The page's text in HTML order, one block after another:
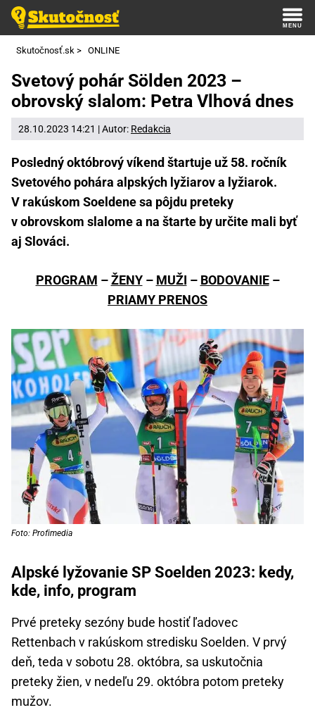
Skutočnosť.sk > ONLINE
Svetový pohár Sölden 2023 –
obrovský slalom: Petra Vlhová dnes
28.10.2023 14:21 | Autor: Redakcia
Posledný októbrový víkend štartuje už 58. ročník
Svetového pohára alpských lyžiarov a lyžiarok.
V rakúskom Soeldene sa pôjdu preteky
v obrovskom slalome a na štarte by určite mali byť
aj Slováci.
PROGRAM –ŽENY– MUŽI – BODOVANIE–
PRIAMY PRENOS
Foto: Profimedia
Alpské lyžovanie SP Soelden 2023: kedy,
kde, info, program
Prvé preteky sezóny bude hostiť ľadovec
Rettenbach v rakúskom stredisku Soelden. V prvý
deň, teda v sobotu 28. októbra, sa uskutočnia
preteky žien, v nedeľu 29. októbra potom preteky
mužov.